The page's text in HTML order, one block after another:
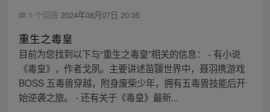
1 个回答 2024年08月07日 20:35
重生之毒皇
目前为您找到以下与“重生之毒皇”相关的信息： - 有小说
《毒皇》，作者戈夙。主要讲述苗疆世界中，聂羽携游戏
BOSS 五毒兽穿越，附身废柴少年，拥有五毒兽技能后开
始逆袭之旅。 - 还有关于《毒皇》最新...